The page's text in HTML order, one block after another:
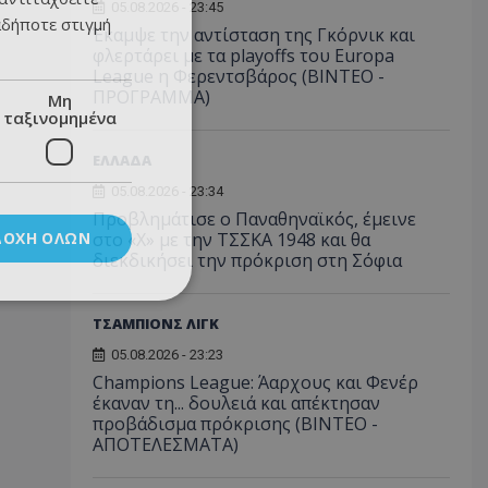
05.08.2026 - 23:45
Έκαμψε την αντίσταση της Γκόρνικ και
φλερτάρει με τα playoffs του Europa
League η Φερεντσβάρος (ΒΙΝΤΕΟ -
ΠΡΟΓΡΑΜΜΑ)
05.08.2026 - 23:34
Προβλημάτισε ο Παναθηναϊκός, έμεινε
στο «Χ» με την ΤΣΣΚΑ 1948 και θα
διεκδικήσει την πρόκριση στη Σόφια
ΤΣΑΜΠΙΟΝΣ ΛΙΓΚ
05.08.2026 - 23:23
Champions League: Άαρχους και Φενέρ
έκαναν τη... δουλειά και απέκτησαν
προβάδισμα πρόκρισης (ΒΙΝΤΕΟ -
ΑΠΟΤΕΛΕΣΜΑΤΑ)
στιγμή
Μη
ταξινομημένα
ΌΛΩΝ